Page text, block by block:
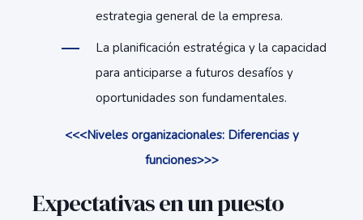
estrategia general de la empresa.
La planificación estratégica y la capacidad
para anticiparse a futuros desafíos y
oportunidades son fundamentales.
<<<Niveles organizacionales: Diferencias y
funciones>>>
Expectativas en un puesto